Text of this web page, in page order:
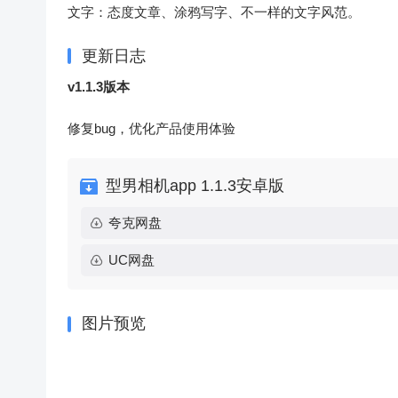
文字：态度文章、涂鸦写字、不一样的文字风范。
更新日志
v1.1.3版本
修复bug，优化产品使用体验
型男相机app 1.1.3安卓版
夸克网盘
UC网盘
图片预览